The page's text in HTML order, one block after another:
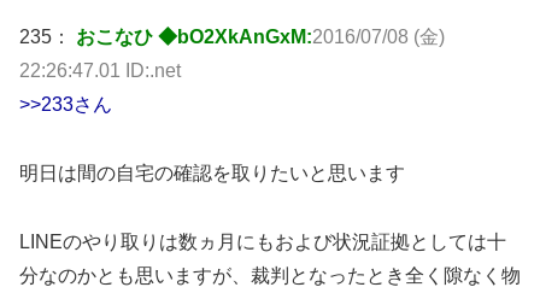
235： おこなひ ◆bO2XkAnGxM:2016/07/08 (金)
22:26:47.01 ID:.net
>>233さん
明日は間の自宅の確認を取りたいと思います
LINEのやり取りは数ヵ月にもおよび状況証拠としては十
分なのかとも思いますが、裁判となったとき全く隙なく物